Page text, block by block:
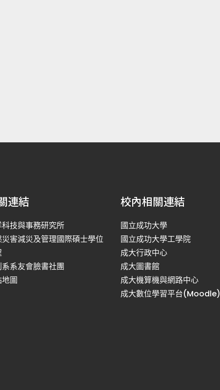
連結
科技與事務研究所
災害減災及管理國際碩士學位
系友會臉書社團
圖
校內相關連結
國立成功大學
國立成功大學工學院
成大行政中心
成大圖書館
成大機算機與網路中心
成大數位學習平台(Moodle)